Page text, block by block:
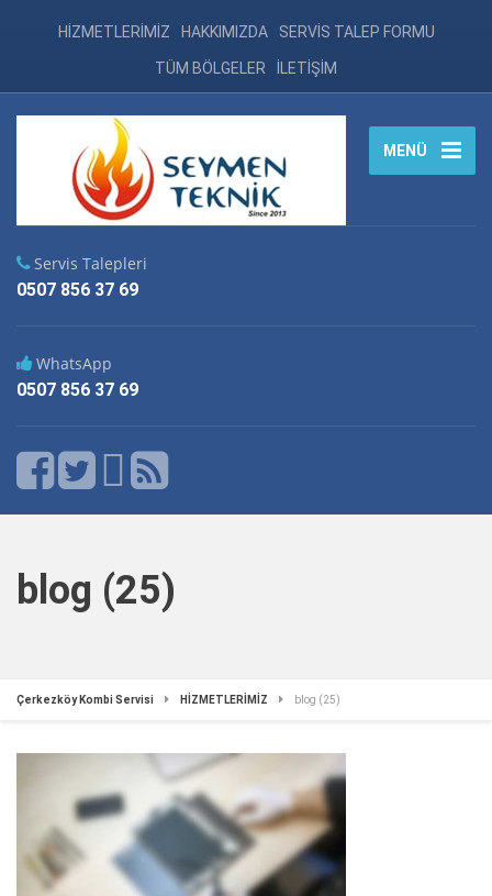
HİZMETLERİMİZ HAKKIMIZDA SERVİS TALEP FORMU
TÜM BÖLGELER İLETİŞİM
MENÜ
Servis Talepleri
0507 856 37 69
WhatsApp
0507 856 37 69
blog (25)
Çerkezköy Kombi Servisi HİZMETLERİMİZ blog (25)